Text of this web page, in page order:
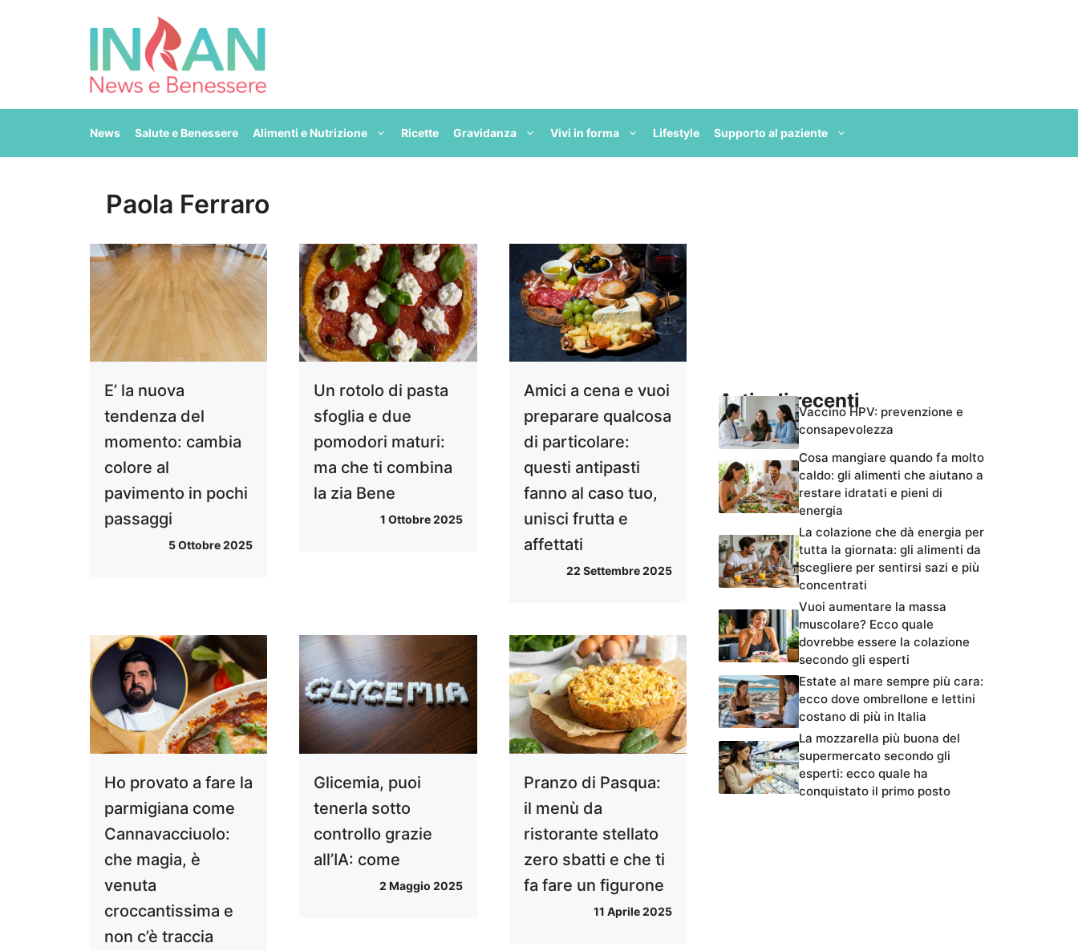
News Salute e Benessere Alimenti e Nutrizione Ricette Gravidanza Vivi in forma Lifestyle Supporto al paziente
Paola Ferraro
E’ la nuova
tendenza del
momento: cambia
colore al
pavimento in pochi
passaggi
5 Ottobre 2025
Un rotolo di pasta
sfoglia e due
pomodori maturi:
ma che ti combina
la zia Bene
1 Ottobre 2025
Amici a cena e vuoi
preparare qualcosa
di particolare:
questi antipasti
fanno al caso tuo,
unisci frutta e
affettati
22 Settembre 2025
Ho provato a fare la
parmigiana come
Cannavacciuolo:
che magia, è
venuta
croccantissima e
non c’è traccia
Glicemia, puoi
tenerla sotto
controllo grazie
all’IA: come
2 Maggio 2025
Pranzo di Pasqua:
il menù da
ristorante stellato
zero sbatti e che ti
fa fare un figurone
11 Aprile 2025
Articoli recentiVaccino HPV: prevenzione e
consapevolezza
Cosa mangiare quando fa molto
caldo: gli alimenti che aiutano a
restare idratati e pieni di
energia
La colazione che dà energia per
tutta la giornata: gli alimenti da
scegliere per sentirsi sazi e più
concentrati
Vuoi aumentare la massa
muscolare? Ecco quale
dovrebbe essere la colazione
secondo gli esperti
Estate al mare sempre più cara:
ecco dove ombrellone e lettini
costano di più in Italia
La mozzarella più buona del
supermercato secondo gli
esperti: ecco quale ha
conquistato il primo posto